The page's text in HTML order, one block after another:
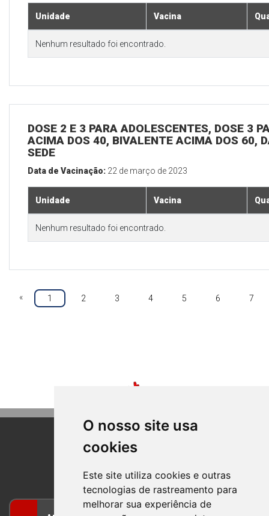
O nosso site usa
cookies
Este site utiliza cookies e outras
tecnologias de rastreamento para
melhorar sua experiência de
Unidade Vacina
Nenhum resultado foi encontrado.
DOSE 2 E 3 PARA ADOLESCENTES, DOSE 3
ACIMA DOS 40, BIVALENTE ACIMA DOS 60,
SEDE
Data de Vacinação: 22 de março de 2023
Unidade Vacina
Nenhum resultado foi encontrado.
« 1 2 3 4 5 6 7
BOM PRINCIPIO
RIO GRANDE DO SUL